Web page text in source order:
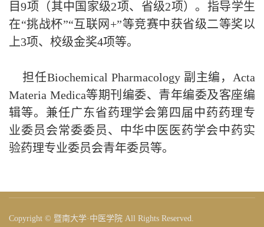
目9项（其中国家级2项、省级2项）。指导学生
在“挑战杯”“互联网+”等竞赛中获省级二等奖以
上3项、校级金奖4项等。
担任Biochemical Pharmacology 副主编，Acta
Materia Medica等期刊编委、青年编委及客座编
辑等。兼任广东省药理学会第四届中药药理专
业委员会常委委员、中华中医医药学会中药实
验药理专业委员会青年委员等。
Copyright © 暨南大学·中医学院 All Rights Reserved.